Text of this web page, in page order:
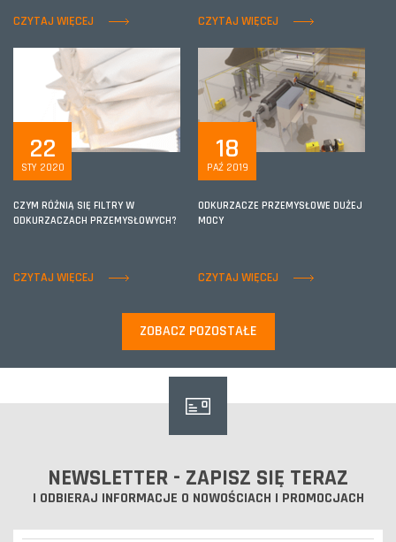
CZYTAJ WIĘCEJ CZYTAJ WIĘCEJ
22
STY 2020
CZYM RÓŻNIĄ SIĘ FILTRY W
ODKURZACZACH PRZEMYSŁOWYCH?
CZYTAJ WIĘCEJ
18
PAŹ 2019
ODKURZACZE PRZEMYSŁOWE DUŻEJ
MOCY
CZYTAJ WIĘCEJ
ZOBACZ POZOSTAŁE
NEWSLETTER - ZAPISZ SIĘ TERAZ
I ODBIERAJ INFORMACJE O NOWOŚCIACH I PROMOCJACH